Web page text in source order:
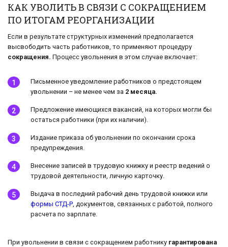
КАК УВОЛИТЬ В СВЯЗИ С СОКРАЩЕНИЕМ
ПО ИТОГАМ РЕОРГАНИЗАЦИИ
Если в результате структурных изменений предполагается
высвободить часть работников, то применяют процедуру
сокращения. Процесс увольнения в этом случае включает:
Письменное уведомление работников о предстоящем
увольнении – не менее чем за 2 месяца.
Предложение имеющихся вакансий, на которых могли бы
остаться работники (при их наличии).
Издание приказа об увольнении по окончании срока
предупреждения.
Внесение записей в трудовую книжку и реестр ведений о
трудовой деятельности, личную карточку.
Выдача в последний рабочий день трудовой книжки или
формы СТД-Р , документов, связанных с работой, полного
расчета по зарплате.
При увольнении в связи с сокращением работнику гарантирована